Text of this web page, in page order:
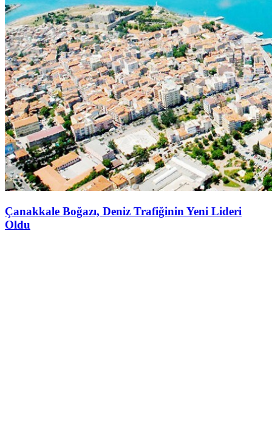
Çanakkale Boğazı, Deniz Trafiğinin Yeni Lideri
Oldu